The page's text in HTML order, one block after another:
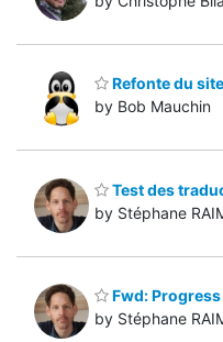
Refonte du
by Bob Mauchin
Test des
by Stéphane
Fwd:
by Stéphane